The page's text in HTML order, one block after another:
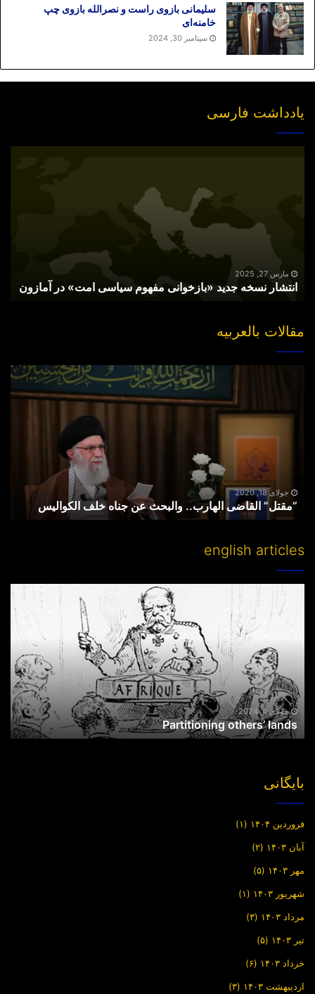
سلیمانی بازوی راست و نصرالله بازوی چپ
خامنه‌ای
سپتامبر 30, 2024
یادداشت فارسی
آمازونمارس 27, 2025
انتشار نسخه جدید «بازخوانی مفهوم سیاسی امت» در آمازون
مقالات بالعربیه
والبحث
جولای 18, 2020
“مقتل” القاضی الهارب.. والبحث عن جناه خلف الکوالیس
english articles
others’
جولای 4, 2024
Partitioning others’ lands
بایگانی
فروردین ۱۴۰۴ (۱)
آبان ۱۴۰۳ (۲)
مهر ۱۴۰۳ (۵)
شهریور ۱۴۰۳ (۱)
مرداد ۱۴۰۳ (۳)
تیر ۱۴۰۳ (۵)
خرداد ۱۴۰۳ (۶)
اردیبهشت ۱۴۰۳ (۳)